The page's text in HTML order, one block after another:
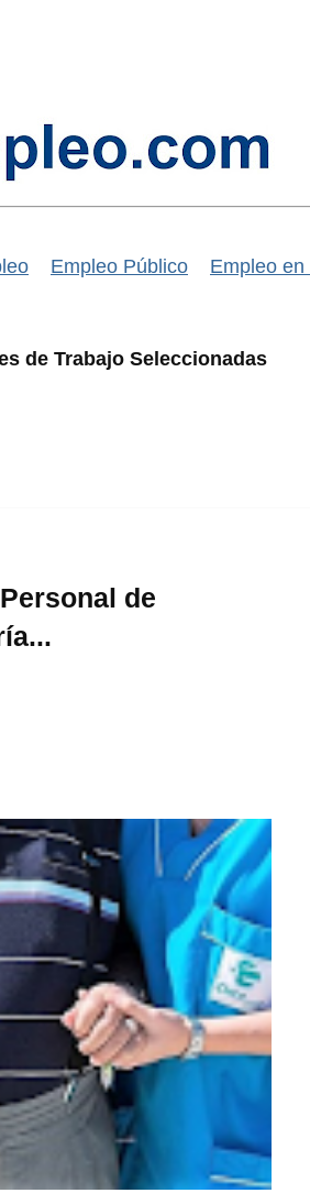
Empleo Público Empleo en
de Trabajo Seleccionadas
de